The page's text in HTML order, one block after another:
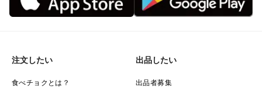
注文したい
食べチョクとは？
出品したい
出品者募集